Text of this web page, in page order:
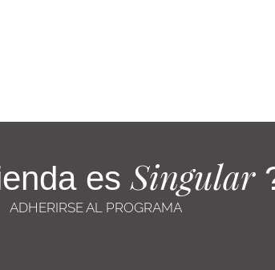
esSingular
ADHERIRSE AL PROGRAMA